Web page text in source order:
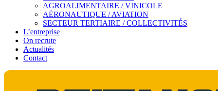
AGROALIMENTAIRE / VINICOLE
AÉRONAUTIQUE / AVIATION
SECTEUR TERTIAIRE / COLLECTIVITÉS
L’entreprise
On recrute
Actualités
Contact